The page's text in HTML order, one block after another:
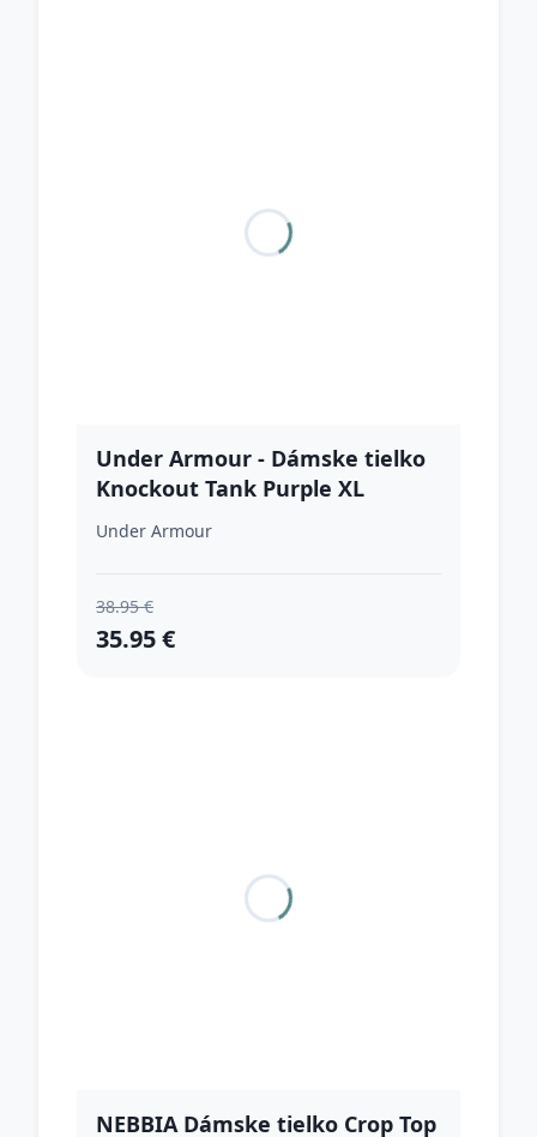
Under Armour - Dámske tielko
Knockout Tank Purple XL
Under Armour
38.95 €
35.95 €
NEBBIA Dámske tielko Crop Top